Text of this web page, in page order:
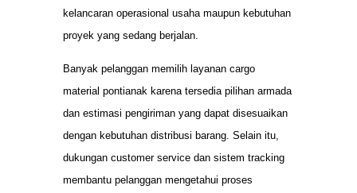
kelancaran operasional usaha maupun kebutuhan
proyek yang sedang berjalan.
Banyak pelanggan memilih layanan cargo
material pontianak karena tersedia pilihan armada
dan estimasi pengiriman yang dapat disesuaikan
dengan kebutuhan distribusi barang. Selain itu,
dukungan customer service dan sistem tracking
membantu pelanggan mengetahui proses